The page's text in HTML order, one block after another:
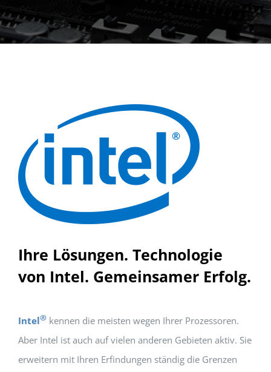
Ihre Lösungen. Technologie
von Intel. Gemeinsamer Erfolg.
Intel® kennen die meisten wegen Ihrer Prozessoren.
Aber Intel ist auch auf vielen anderen Gebieten aktiv. Sie
erweitern mit Ihren Erfindungen ständig die Grenzen